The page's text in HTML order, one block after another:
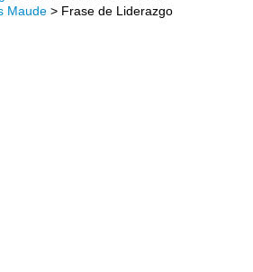
Maude > Frase de Liderazgo